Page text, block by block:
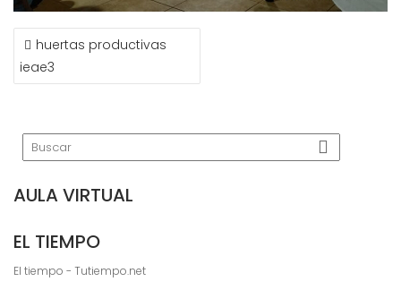
NAVEGACIÓN
DE
ENTRADAS
huertas productivas
ieae3
AULA VIRTUAL
EL TIEMPO
El tiempo - Tutiempo.net